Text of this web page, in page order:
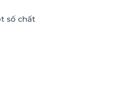
số chất